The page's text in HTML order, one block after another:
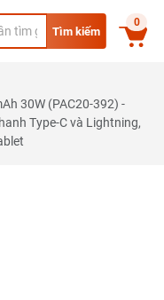
Tìm kiếm
0
30W (PAC20-392) -
Type-C và Lightning,